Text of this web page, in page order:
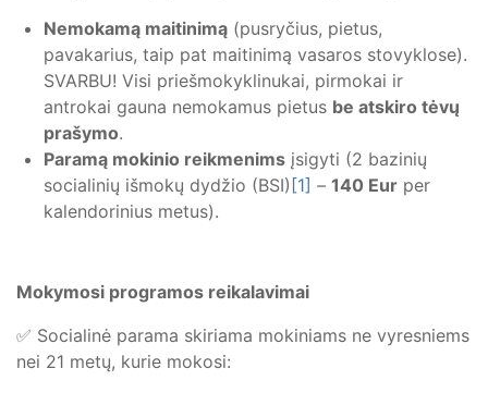
Nemokamą maitinimą (pusryčius, pietus,
pavakarius, taip pat maitinimą vasaros stovyklose).
SVARBU! Visi priešmokyklinukai, pirmokai ir
antrokai gauna nemokamus pietus be atskiro tėvų
prašymo.
Paramą mokinio reikmenims įsigyti (2 bazinių
socialinių išmokų dydžio (BSI) [1] – 140 Eur per
kalendorinius metus).
Mokymosi programos reikalavimai
✅ Socialinė parama skiriama mokiniams ne vyresniems
nei 21 metų, kurie mokosi: